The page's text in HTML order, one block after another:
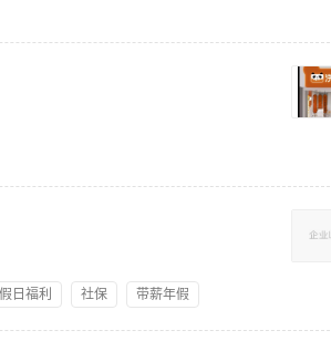
作安全及效果。 3、维护客户关系，根据客户肤质及
毒及安全管理规定。 5、协助店长进行产品及服务项
人体经络、穴位及常见美容手法，掌握基础面部护理
们的爱好、要求及皮肤的特性，以便更好地提供服务
表与每月总结报表。 6、完成店长安排的其他工作。
； 3、良好的语言表达能力，善于沟通，服务意识强
向上，团队协作能力强。
日福利 社保
带薪年假